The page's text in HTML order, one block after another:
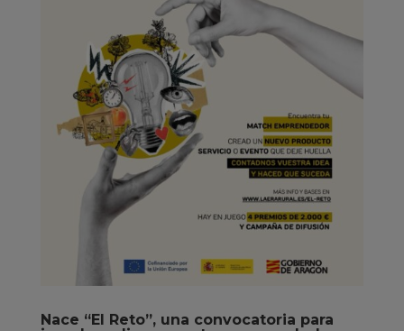
Nace “El Reto”, una convocatoria para